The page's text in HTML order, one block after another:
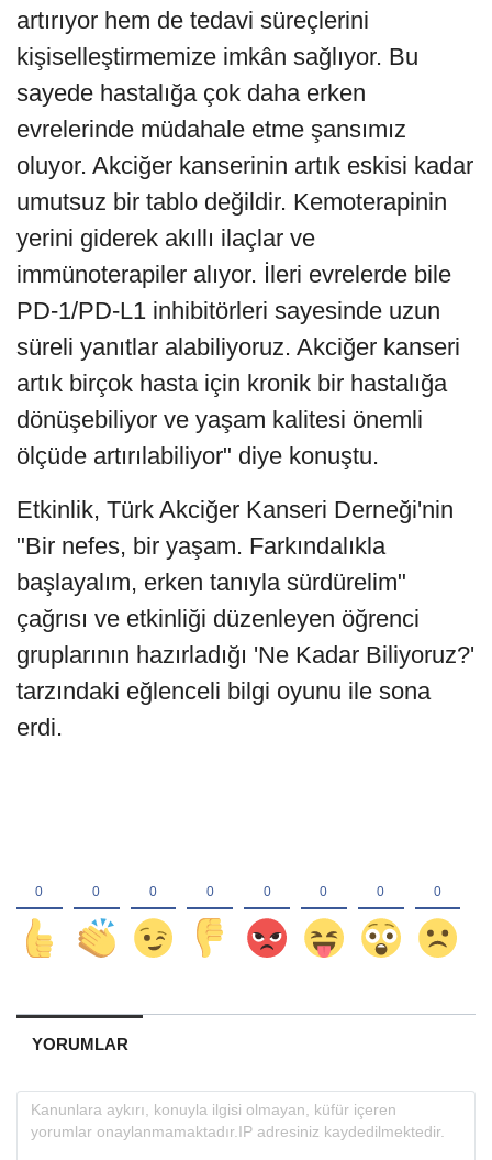
artırıyor hem de tedavi süreçlerini
kişiselleştirmemize imkân sağlıyor. Bu
sayede hastalığa çok daha erken
evrelerinde müdahale etme şansımız
oluyor. Akciğer kanserinin artık eskisi kadar
umutsuz bir tablo değildir. Kemoterapinin
yerini giderek akıllı ilaçlar ve
immünoterapiler alıyor. İleri evrelerde bile
PD-1/PD-L1 inhibitörleri sayesinde uzun
süreli yanıtlar alabiliyoruz. Akciğer kanseri
artık birçok hasta için kronik bir hastalığa
dönüşebiliyor ve yaşam kalitesi önemli
ölçüde artırılabiliyor" diye konuştu.
Etkinlik, Türk Akciğer Kanseri Derneği'nin
"Bir nefes, bir yaşam. Farkındalıkla
başlayalım, erken tanıyla sürdürelim"
çağrısı ve etkinliği düzenleyen öğrenci
gruplarının hazırladığı 'Ne Kadar Biliyoruz?'
tarzındaki eğlenceli bilgi oyunu ile sona
erdi.
YORUMLAR